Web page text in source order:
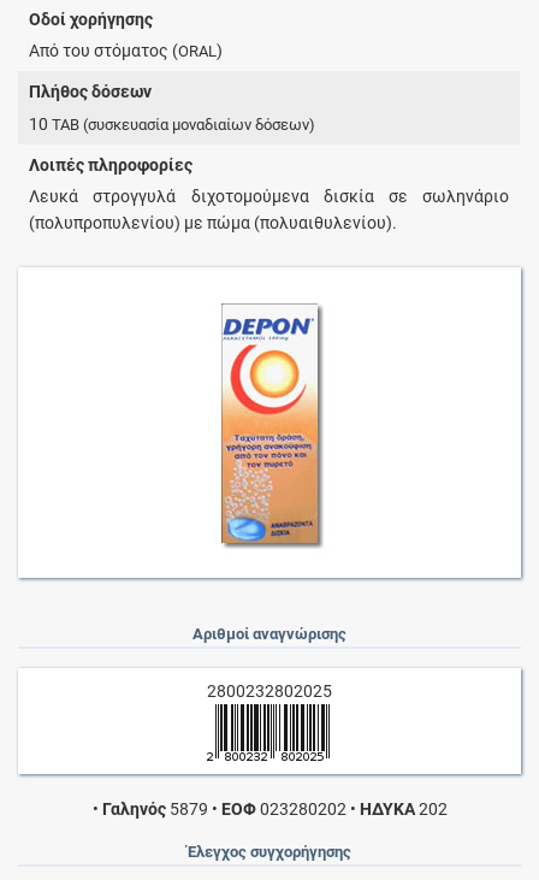
Οδοί χορήγησης
Από του στόματος (ORAL)
Πλήθος δόσεων
10TAB (συσκευασία μοναδιαίων δόσεων)
Λοιπές πληροφορίες
Λευκά στρογγυλά διχοτομούμενα δισκία σε σωληνάριο
(πολυπροπυλενίου) με πώμα (πολυαιθυλενίου).
Αριθμοί αναγνώρισης
2800232802025
• Γαληνός5879 • ΕΟΦ023280202 • ΗΔΥΚΑ202
Έλεγχος συγχορήγησης